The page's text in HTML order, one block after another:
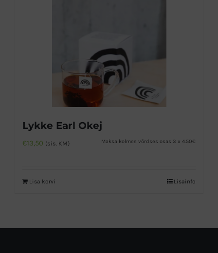
Lykke Earl Okej
€13,50 (sis. KM) Maksa kolmes võrdses osas 3 x 4.50€
Lisa korvi Lisainfo